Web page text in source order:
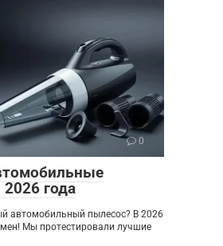
0
года
автомобильный пылесос? В 2026
Мы протестировали лучшие